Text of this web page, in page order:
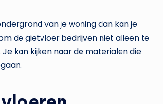
van je woning dan kan je
de gietvloer bedrijven niet alleen te
kan kijken naar de materialen die